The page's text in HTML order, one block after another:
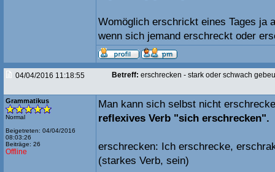
Womöglich erschrickt eines Tages ja
wenn sich jemand erschreckt oder
04/04/2016 11:18:55 Betreff: erschrecken - stark oder schwach
Grammatikus
Normal
Beigetreten: 04/04/2016
08:03:26
Beiträge: 26
Offline
Man kann sich selbst nicht
reflexives Verb "sich erschrecken".
erschrecken: Ich erschrecke,
(starkes Verb, sein)